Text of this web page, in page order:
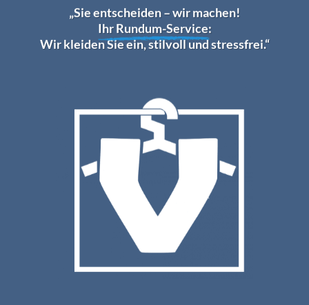
„Sie entscheiden – wir machen!
Ihr Rundum-Service:
Wir kleiden Sie ein, stilvoll und stressfrei.“